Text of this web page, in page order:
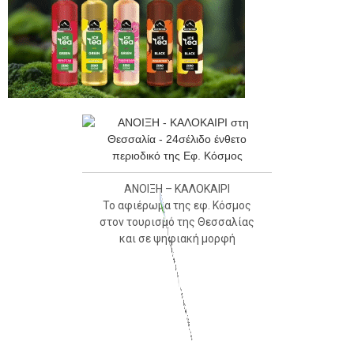
ΑΝΟΙΞΗ – ΚΑΛΟΚΑΙΡΙ
Το αφιέρωμα της εφ. Κόσμος
στον τουρισμό της Θεσσαλίας
και σε ψηφιακή μορφή